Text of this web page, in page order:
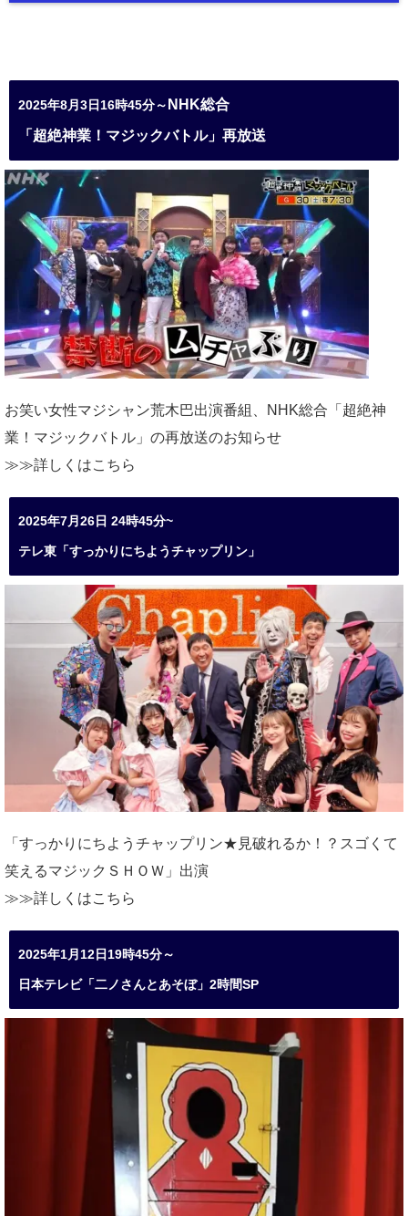
2025年8月3日16時45分～ NHK総合
「超絶神業！マジックバトル」再放送
お笑い女性マジシャン荒木巴出演番組、
NHK総合「超絶神
業！マジックバトル」の再放送のお知らせ
≫≫詳しくはこちら
2025年7月26日 24時45分~
テレ東「すっかりにちようチャップリン」
「すっかりにちようチャップリン★見破れるか！？スゴくて
笑えるマジックＳＨＯＷ」出演
≫≫詳しくはこちら
2025年1月12日19時45分～
日本テレビ「二ノさんとあそぼ」2時間SP